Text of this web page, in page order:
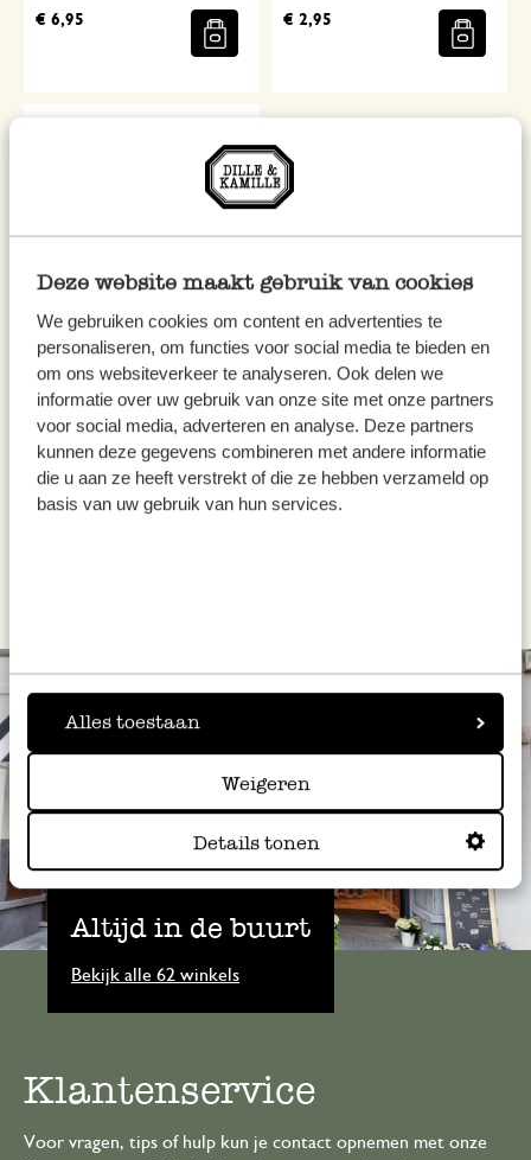
Deze website maakt gebruik van cookies
We gebruiken cookies om content en advertenties te
personaliseren, om functies voor social media te bieden en
om ons websiteverkeer te analyseren. Ook delen we
informatie over uw gebruik van onze site met onze partners
voor social media, adverteren en analyse. Deze partners
kunnen deze gegevens combineren met andere informatie
die u aan ze heeft verstrekt of die ze hebben verzameld op
basis van uw gebruik van hun services.
Alles toestaan
Weigeren
Details tonen
€ 6,95 € 2,95
Onderzetter rond, rubberhout,
€ 2,50
Niet op voorraad
Altijd in de buurt
Bekijk alle 62 winkels
Klantenservice
Voor vragen, tips of hulp kun je contact opnemen met onze